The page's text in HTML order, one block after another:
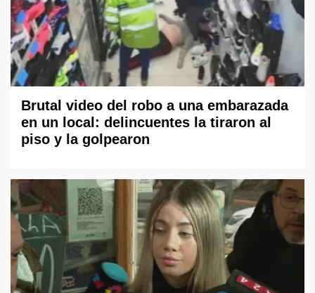
Brutal video del robo a una embarazada
en un local: delincuentes la tiraron al
piso y la golpearon